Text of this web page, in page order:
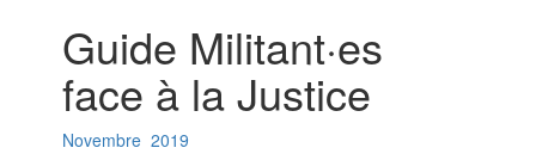
Guide Militant·es
face à la Justice
Novembre 2019